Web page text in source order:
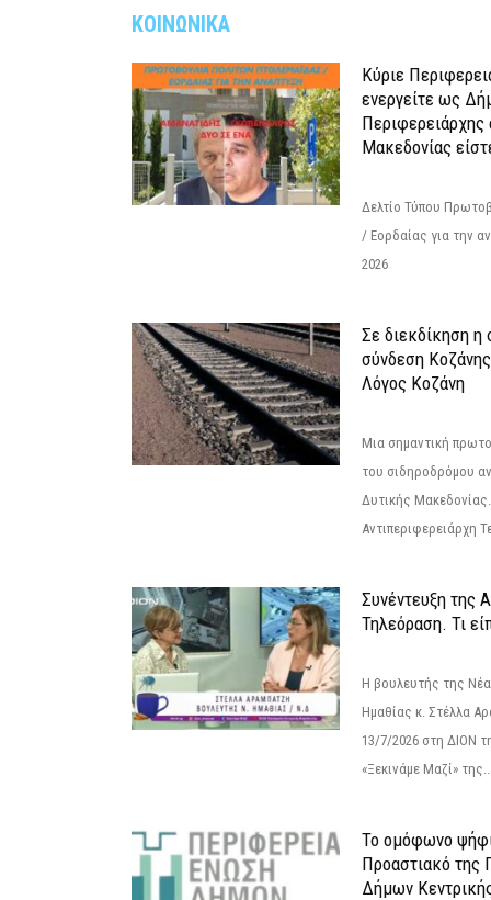
ΚΟΙΝΩΝΙΚΑ
Κύριε
ενεργείτε ως
Περιφερειάρχης
Μακεδονίας
Δελτίο Τύπου
/ Εορδαίας για την
2026
Σε διεκδίκηση η
σύνδεση
Λόγος Κοζάνη
Μια σημαντική
του σιδηροδρόμου
Δυτικής
Αντιπεριφερειάρχη
Συνέντευξη της
Τηλεόραση. Τι
Η βουλευτής της
Ημαθίας κ. Στέλλα
13/7/2026 στη ΔΙΟΝ
«Ξεκινάμε Μαζί»
Το ομόφωνο
Προαστιακό της
Δήμων